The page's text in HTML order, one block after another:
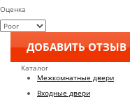
Оценка
Каталог
Межкомнатные двери
Входные двери